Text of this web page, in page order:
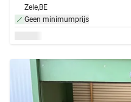
Zele,BE
Geen minimumprijs